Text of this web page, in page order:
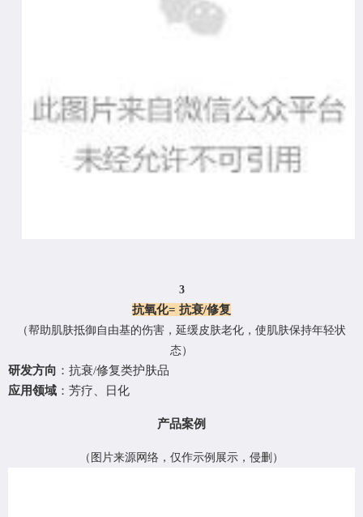
3
抗氧化= 抗衰/修复
（帮助肌肤抵御自由基的伤害，延缓皮肤老化，使肌肤保持年轻状
态）
研发方向 ：抗衰/修复类护肤品
应用领域 ：芳疗、日化
产品案例
（ 图片来源网络，仅作示例展示，侵删 ）